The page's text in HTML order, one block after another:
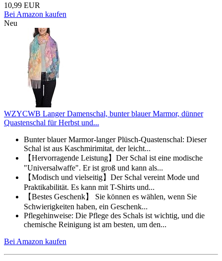
10,99 EUR
Bei Amazon kaufen
Neu
WZYCWB Langer Damenschal, bunter blauer Marmor, dünner
Quastenschal für Herbst und...
Bunter blauer Marmor-langer Plüsch-Quastenschal: Dieser
Schal ist aus Kaschmirimitat, der leicht...
【Hervorragende Leistung】Der Schal ist eine modische
"Universalwaffe". Er ist groß und kann als...
【Modisch und vielseitig】Der Schal vereint Mode und
Praktikabilität. Es kann mit T-Shirts und...
【Bestes Geschenk】 Sie können es wählen, wenn Sie
Schwierigkeiten haben, ein Geschenk...
Pflegehinweise: Die Pflege des Schals ist wichtig, und die
chemische Reinigung ist am besten, um den...
Bei Amazon kaufen